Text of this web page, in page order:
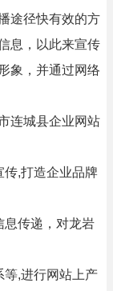
途径快有效的方
息，以此来宣传
象，并通过网络
连城县企业网站
传,打造企业品牌
息传递，对龙岩
等,进行网站上产